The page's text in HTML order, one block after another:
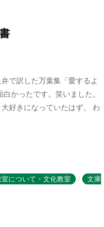
で訳した万葉集「愛するよ
かったです。笑いました。
好きになっていたはず。 わ
室について・文化教室 /
文庫